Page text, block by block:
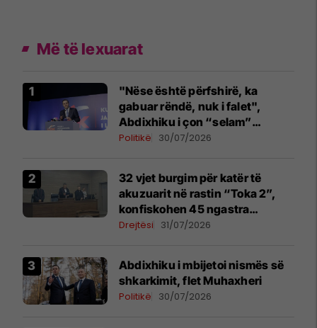
Më të lexuarat
"Nëse është përfshirë, ka
gabuar rëndë, nuk i falet",
Abdixhiku i çon “selam”
Përparim Ramës
Politikë 30/07/2026
32 vjet burgim për katër të
akuzuarit në rastin “Toka 2”,
konfiskohen 45 ngastra
kadastrale
Drejtësi 31/07/2026
Abdixhiku i mbijetoi nismës së
shkarkimit, flet Muhaxheri
Politikë 30/07/2026